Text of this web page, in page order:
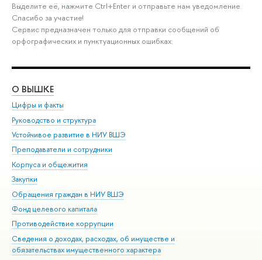
Выделите её, нажмите Ctrl+Enter и отправьте нам уведомление.
Спасибо за участие!
Сервис предназначен только для отправки сообщений об
орфографических и пунктуационных ошибках.
О ВЫШКЕ
Цифры и факты
Руководство и структура
Устойчивое развитие в НИУ ВШЭ
Преподаватели и сотрудники
Корпуса и общежития
Закупки
Обращения граждан в НИУ ВШЭ
Фонд целевого капитала
Противодействие коррупции
Сведения о доходах, расходах, об имуществе и
обязательствах имущественного характера